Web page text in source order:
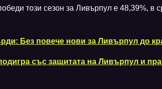
този сезон за Ливърпул е 48,39%, в
Без повече нови за Ливърпул до
със защитата на Ливърпул и